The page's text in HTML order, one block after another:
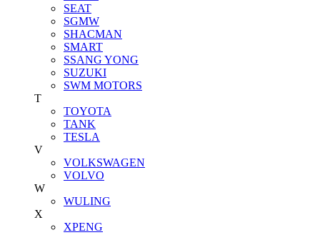
SEAT
SGMW
SHACMAN
SMART
SSANG YONG
SUZUKI
SWM MOTORS
T
TOYOTA
TANK
TESLA
V
VOLKSWAGEN
VOLVO
W
WULING
X
XPENG